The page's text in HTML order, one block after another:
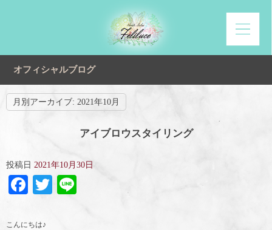
オフィシャルブログ
月別アーカイブ: 2021年10月
アイブロウスタイリング
投稿日 2021年10月30日
Facebook
Twitter
こんにちは♪